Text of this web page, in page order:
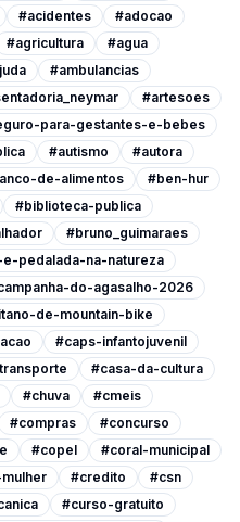
#acidentes
#adocao
#agricultura
#agua
#ambulancias
#artesoes
para-gestantes-e-bebes
#autismo
#autora
de-alimentos
#ben-hur
#biblioteca-publica
#bruno_guimaraes
e-pedalada-na-natureza
do-agasalho-2026
de-mountain-bike
#caps-infantojuvenil
#casa-da-cultura
#chuva
#cmeis
#compras
#concurso
#copel
#coral-municipal
#credito
#csn
#curso-gratuito